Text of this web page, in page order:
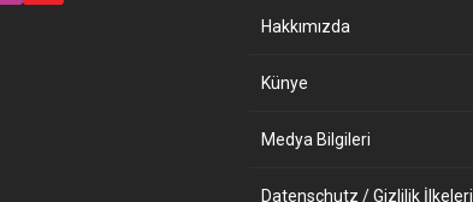
Hakkımızda
Künye
Medya Bilgileri
Datenschutz / Gizlilik İlkeleri